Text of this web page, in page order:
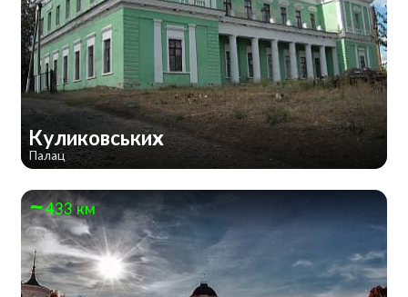
Куликовських
Палац
433 км